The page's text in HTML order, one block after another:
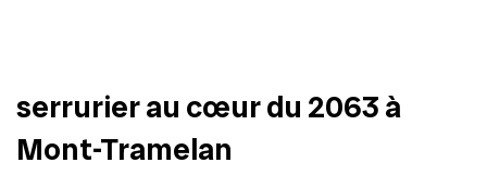
serrurier au cœur du 2063 à
Mont-Tramelan